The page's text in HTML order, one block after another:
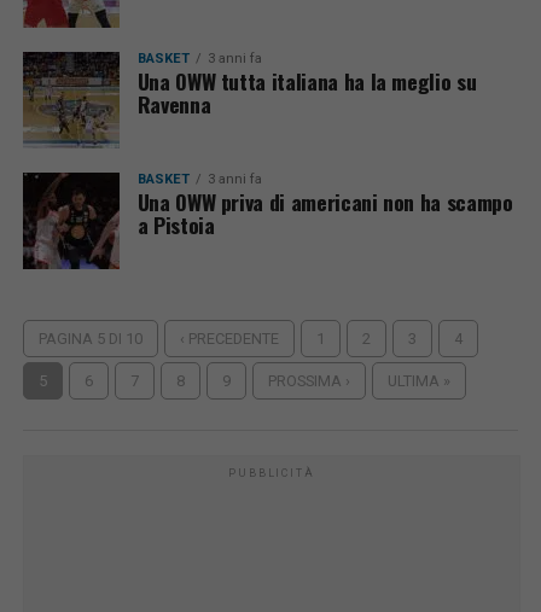
BASKET 3 anni fa
Una OWW tutta italiana ha la meglio su
Ravenna
BASKET 3 anni fa
Una OWW priva di americani non ha scampo
a Pistoia
PAGINA 5 DI 10 ‹ PRECEDENTE 1 2 3 4
5 6 7 8 9 PROSSIMA › ULTIMA »
PUBBLICITÀ